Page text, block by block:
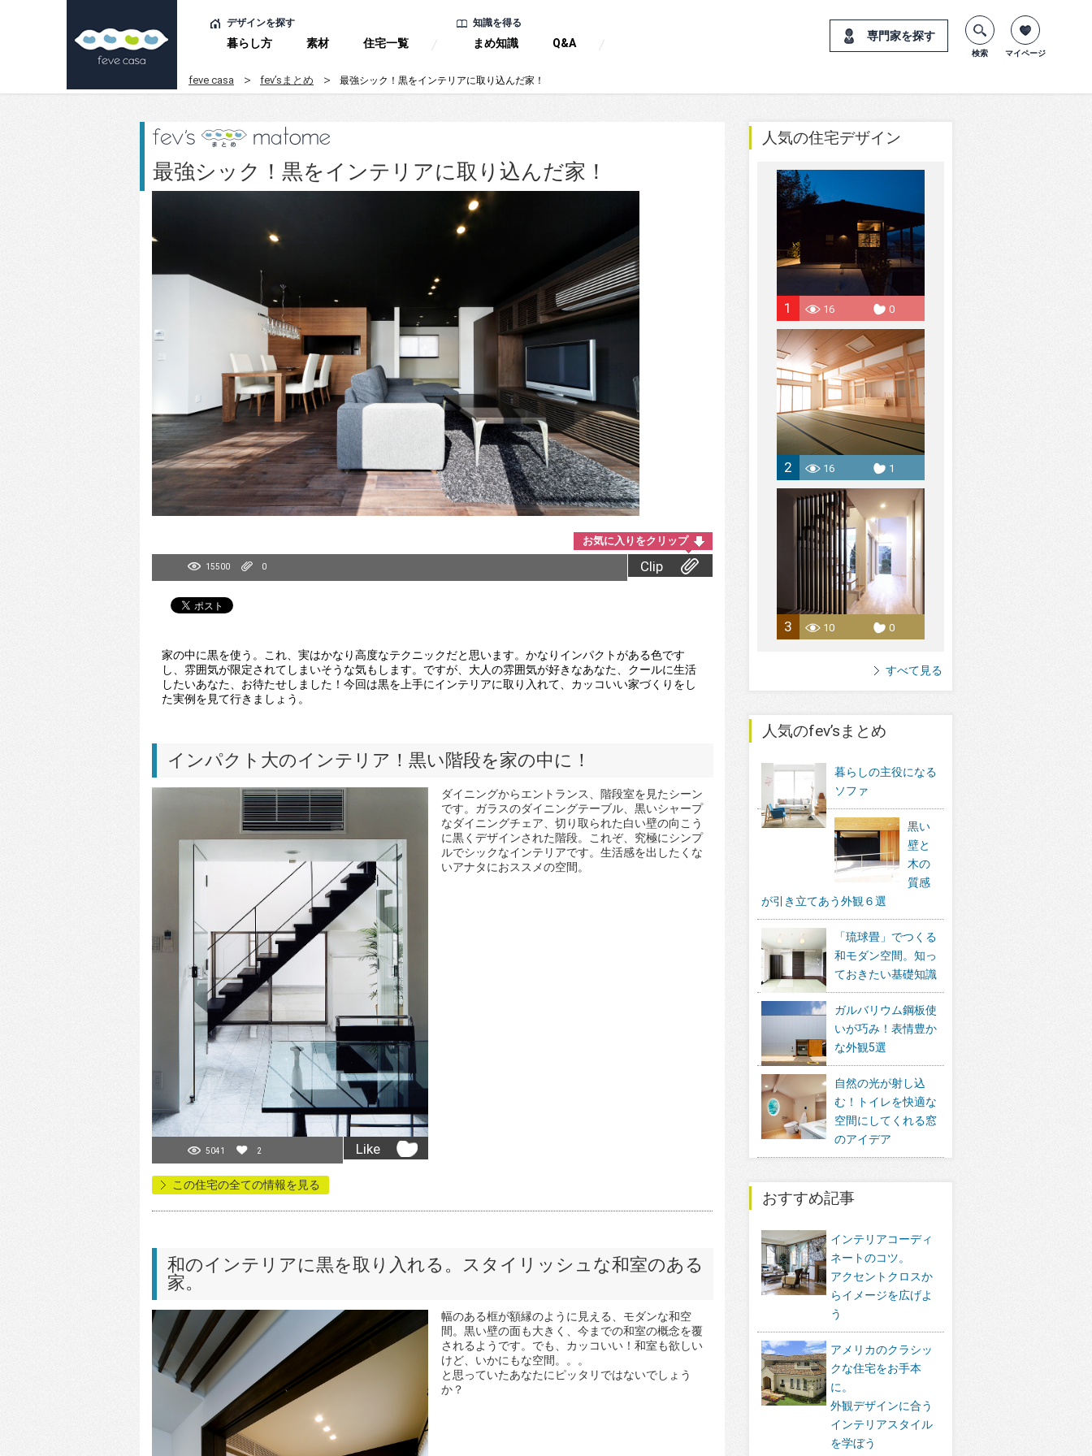
デザインを探す
暮らし方 素材 住宅一覧
知識を得る
まめ知識 Q&A
専門家を探す
検索 マイページ
feve casa fev’sまとめ 最強シック！黒をインテリアに取り込んだ家！
最強シック！黒をインテリアに取り込んだ家！
お気に入りをクリップ
15500 0 Clip
家の中に黒を使う。これ、実はかなり高度なテクニックだと思います。かなりインパクトがある色です
し、雰囲気が限定されてしまいそうな気もします。ですが、大人の雰囲気が好きなあなた、クールに生活
したいあなた、お待たせしました！今回は黒を上手にインテリアに取り入れて、カッコいい家づくりをし
た実例を見て行きましょう。
インパクト大のインテリア！黒い階段を家の中に！
5041 2 Like
この住宅の全ての情報を見る
ダイニングからエントランス、階段室を見たシーン
です。ガラスのダイニングテーブル、黒いシャープ
なダイニングチェア、切り取られた白い壁の向こう
に黒くデザインされた階段。これぞ、究極にシンプ
ルでシックなインテリアです。生活感を出したくな
いアナタにおススメの空間。
和のインテリアに黒を取り入れる。スタイリッシュな和室のある
家。
幅のある框が額縁のように見える、モダンな和空
間。黒い壁の面も大きく、今までの和室の概念を覆
されるようです。でも、カッコいい！和室も欲しい
けど、いかにもな空間。。。
と思っていたあなたにピッタリではないでしょう
か？
人気の住宅デザイン
1 16 0
2 16 1
3 10 0
すべて見る
人気のfev’sまとめ
暮らしの主役になる
ソファ
黒い
壁と
木の
質感
が引き立てあう外観６選
「琉球畳」でつくる
和モダン空間。知っ
ておきたい基礎知識
ガルバリウム鋼板使
いが巧み！表情豊か
な外観5選
自然の光が射し込
む！トイレを快適な
空間にしてくれる窓
のアイデア
おすすめ記事
インテリアコーディ
ネートのコツ。
アクセントクロスか
らイメージを広げよ
う
アメリカのクラシッ
クな住宅をお手本
に。
外観デザインに合う
インテリアスタイル
を学ぼう